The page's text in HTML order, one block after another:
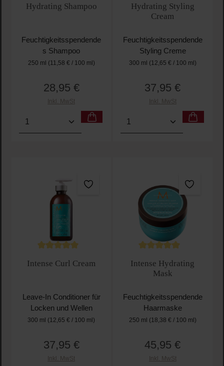
Hydrating Shampoo
Feuchtigkeitsspendende
s Shampoo
250 ml (11,58 € / 100 ml)
Regulärer Preis:
28,95 €
Inkl. MwSt
Produkt Anzahl: Gib den gewünschten Wert ein
Hydrating Styling
Cream
Feuchtigkeitsspendende
Styling Creme
300 ml (12,65 € / 100 ml)
Regulärer Preis:
37,95 €
Inkl. MwSt
Produkt Anzahl: Gib
Intense Curl Cream
Leave-In Conditioner für
Locken und Wellen
300 ml (12,65 € / 100 ml)
Regulärer Preis:
37,95 €
Inkl. MwSt
Intense Hydrating
Mask
Feuchtigkeitsspendende
Haarmaske
250 ml (18,38 € / 100 ml)
Regulärer Preis:
45,95 €
Inkl. MwSt